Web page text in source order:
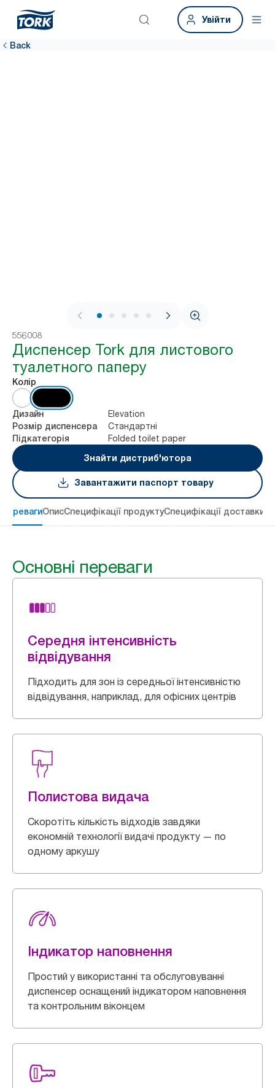
Увійти
Back
1 / 7
556008
Диспенсер Tork для листового
туалетного паперу
Колір
Дизайн Elevation
Розмір диспенсера Стандартні
Підкатегорія
Folded toilet paper
Знайти дистриб'ютора
Завантажити паспорт товару
перевагиОписСпецифікації продуктуСпецифікації доставки
Основні переваги
Середня інтенсивність
відвідування
Підходить для зон із середньої інтенсивністю
відвідування, наприклад, для офісних центрів
Полистова видача
Скоротіть кількість відходів завдяки
економній технології видачі продукту — по
одному аркушу
Індикатор наповнення
Простий у використанні та обслуговуванні
диспенсер оснащений індикатором наповнення
та контрольним віконцем